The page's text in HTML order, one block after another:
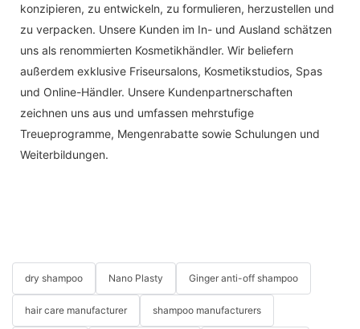
konzipieren, zu entwickeln, zu formulieren, herzustellen und
zu verpacken. Unsere Kunden im In- und Ausland schätzen
uns als renommierten Kosmetikhändler. Wir beliefern
außerdem exklusive Friseursalons, Kosmetikstudios, Spas
und Online-Händler. Unsere Kundenpartnerschaften
zeichnen uns aus und umfassen mehrstufige
Treueprogramme, Mengenrabatte sowie Schulungen und
Weiterbildungen.
dry shampoo Nano Plasty Ginger anti-off shampoo
hair care manufacturer shampoo manufacturers